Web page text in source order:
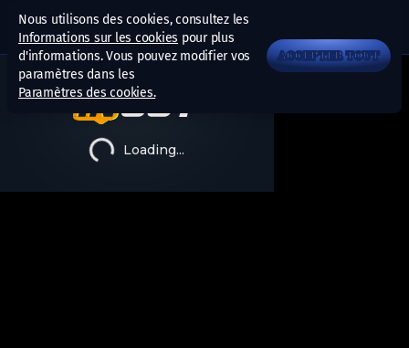
Nous utilisons des cookies, consultez les
Informations sur les cookies pour plus
d'informations. Vous pouvez modifier vos
paramètres dans les
Paramètres des cookies.
ACCEPTER TOUT